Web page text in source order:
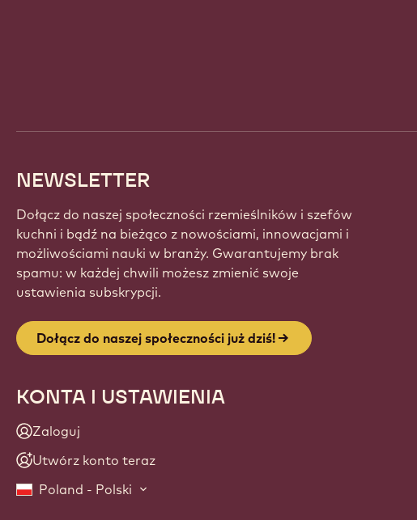
NEWSLETTER
Dołącz do naszej społeczności rzemieślników i szefów
kuchni i bądź na bieżąco z nowościami, innowacjami i
możliwościami nauki w branży. Gwarantujemy brak
spamu: w każdej chwili możesz zmienić swoje
ustawienia subskrypcji.
Dołącz do naszej społeczności już dziś!
KONTA I USTAWIENIA
Zaloguj
Utwórz konto teraz
Poland - Polski